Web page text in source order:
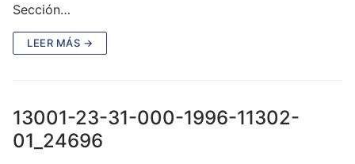
Sección…
LEER MÁS →
13001-23-31-000-1996-11302-
01_24696